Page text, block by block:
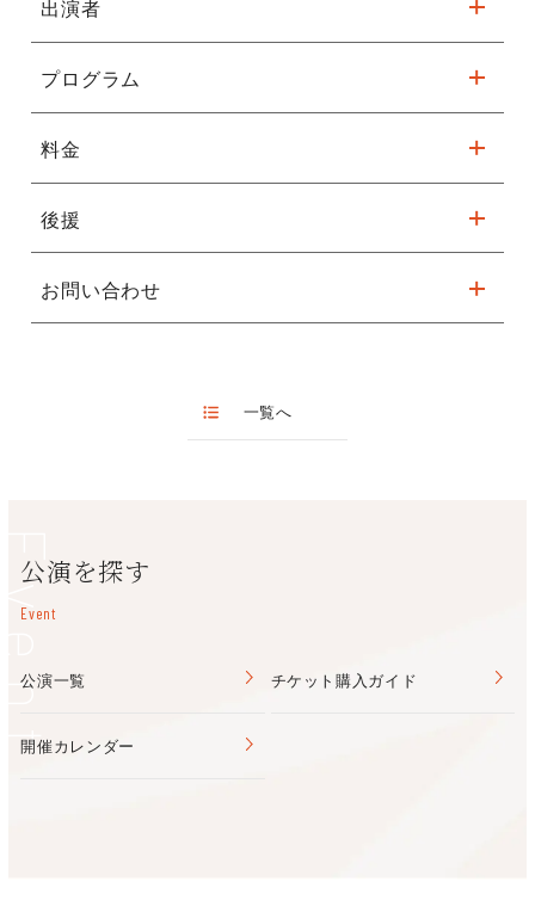
フェニーチェ堺 小ホール
※駐車台数が限られてます。公共交通機関をご利用ください。
詳細はこちら
出演者
ソプラノ ソロ：田中 惠津子
ピアノ ソロ：堀内 早苗
プログラム
ピアノ 「フランス音楽の薫り」
“水の戯れ”
“即興曲第15番ハ短調”
～エディットピアフを讃えて〜 F．ブーランク
料金
全席自由席
当日 ￥3,000
学生・高校生以下 ￥1,500
後援
大阪音楽大学同窓会＜幸楽会＞/武蔵野音楽大学ムジーク会／堺
シティオペラー般社団法人
お問い合わせ
一覧へ
公演を探す
Event
公演一覧 チケット購入ガイド
開催カレンダー